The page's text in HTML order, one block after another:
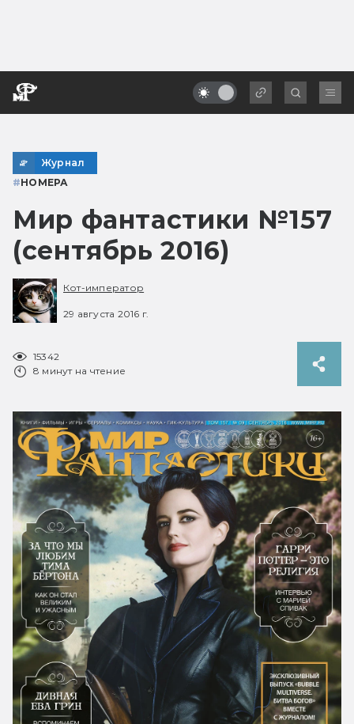
Журнал
#НОМЕРА
Мир фантастики №157
(сентябрь 2016)
Кот-император
29 августа 2016 г.
15342
8 минут на чтение